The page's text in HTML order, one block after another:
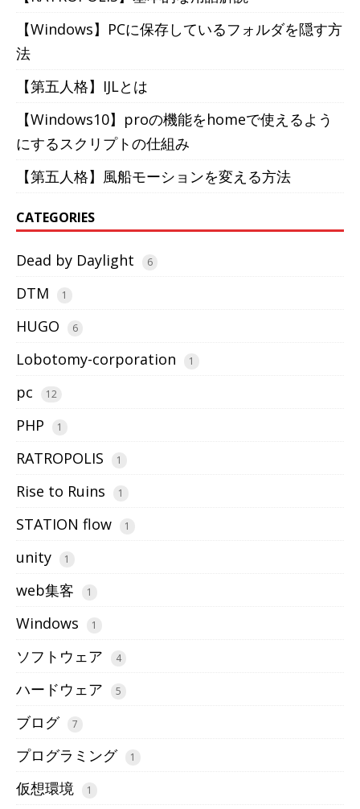
【Windows】PCに保存しているフォルダを隠す方
法
【第五人格】IJLとは
【Windows10】proの機能をhomeで使えるよう
にするスクリプトの仕組み
【第五人格】風船モーションを変える方法
CATEGORIES
Dead by Daylight 6
DTM 1
HUGO 6
Lobotomy-corporation 1
pc 12
PHP 1
RATROPOLIS 1
Rise to Ruins 1
STATION flow 1
unity 1
web集客 1
Windows 1
ソフトウェア 4
ハードウェア 5
ブログ 7
プログラミング 1
仮想環境 1